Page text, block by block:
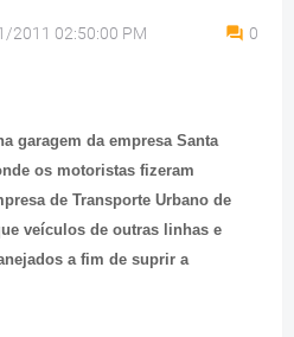
2011 02:50:00 PM 0
garagem da empresa Santa
os motoristas fizeram
de Transporte Urbano de
veículos de outras linhas e
a fim de suprir a